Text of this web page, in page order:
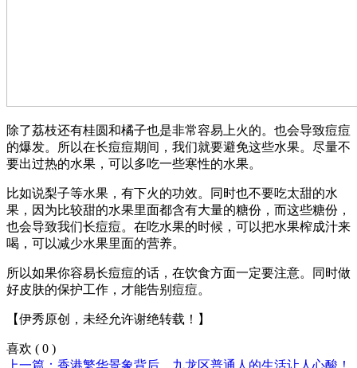
除了荔枝还有桂圆和橘子也是非常容易上火的。也会导致痘痘
的爆发。所以在长痘痘期间，我们就要避免这些水果。尽量不
要出过热的水果，可以多吃一些寒性的水果。
比如说梨子等水果，有下火的功效。同时也不要吃太甜的水
果，因为比较甜的水果里面都含有大量的糖份，而这些糖份，
也会导致我们长痘痘。在吃水果的时候，可以把水果榨成汁来
喝，可以减少水果里面的营养。
所以如果你容易长痘痘的话，在饮食方面一定要注意。同时做
好皮肤的保护工作，才能告别痘痘。
【伊秀原创，未经允许谢绝转载！】
喜欢 ( 0 )
上一篇：香港繁华景象背后，九龙区普通人的生活让人心酸！